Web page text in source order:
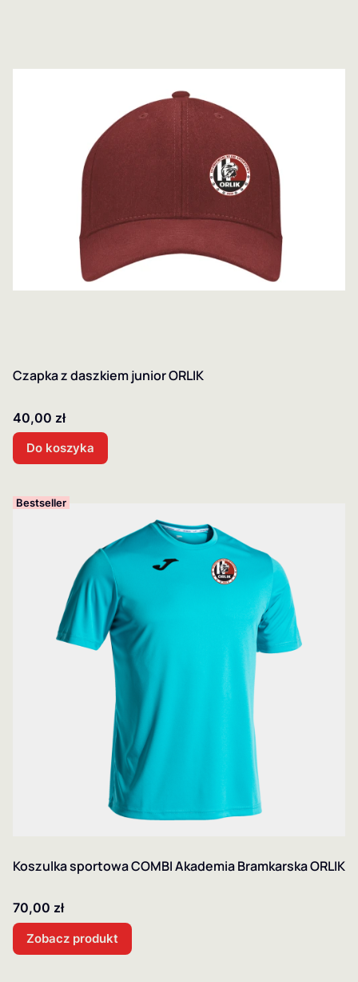
Czapka z daszkiem junior ORLIK
Cena
40,00 zł
Do koszyka
Bestseller
Koszulka sportowa COMBI Akademia Bramkarska ORLIK
Cena
70,00 zł
Zobacz produkt